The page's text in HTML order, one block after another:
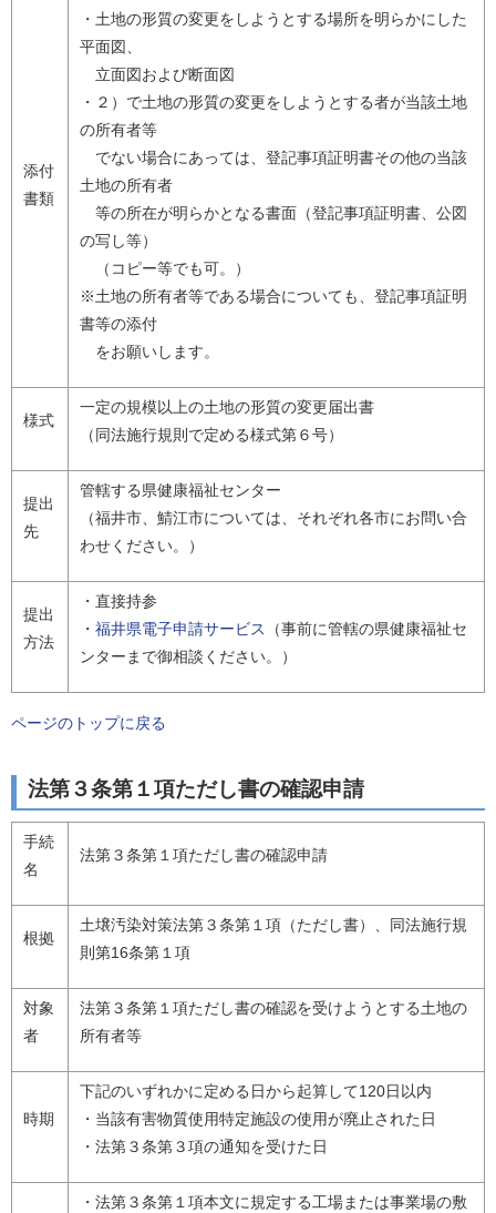
添付
書類
・土地の形質の変更をしようとする場所を明らかにした
平面図、
立面図および断面図
・２）で土地の形質の変更をしようとする者が当該土地
の所有者等
でない場合にあっては、登記事項証明書その他の当該
土地の所有者
等の所在が明らかとなる書面（登記事項証明書、公図
の写し等）
（コピー等でも可。）
※土地の所有者等である場合についても、登記事項証明
書等の添付
をお願いします。
様式
一定の規模以上の土地の形質の変更届出書
（同法施行規則で定める様式第６号）
提出
先
管轄する県健康福祉センター
（福井市、鯖江市については、それぞれ各市にお問い合
わせください。）
提出
方法
・直接持参
・ 福井県電子申請サービス
（事前に管轄の県健康福祉セ
ンターまで御相談ください。）
ページのトップに戻る
法第３条第１項ただし書の確認申請
手続
名
法第３条第１項ただし書の確認申請
根拠
土壌汚染対策法第３条第１項（ただし書）、同法施行規
則第16条第１項
対象
者
法第３条第１項ただし書の確認を受けようとする土地の
所有者等
時期
下記のいずれかに定める日から起算して120日以内
・当該有害物質使用特定施設の使用が廃止された日
・法第３条第３項の通知を受けた日
・法第３条第１項本文に規定する工場または事業場の敷